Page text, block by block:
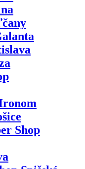
Shop